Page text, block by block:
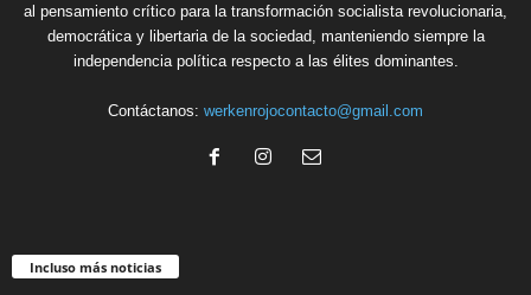
al pensamiento crítico para la transformación socialista revolucionaria,
democrática y libertaria de la sociedad, manteniendo siempre la
independencia política respecto a las élites dominantes.
Contáctanos: werkenrojocontacto@gmail.com
Incluso más noticias